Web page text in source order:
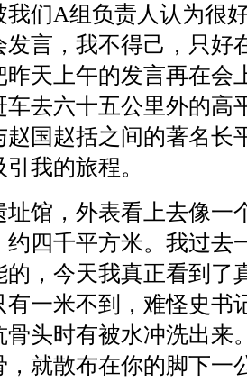
我们A组负责人认为很
发言，我不得己，只好
昨天上午的发言再在会
车去六十五公里外的高
赵国赵括之间的著名长
我的旅程。
址馆，外表看上去像一
约四千平方米。我过去
的，今天我真正看到了
有一米不到，难怪史书
骨头时有被水冲洗出来
，就散布在你的脚下一